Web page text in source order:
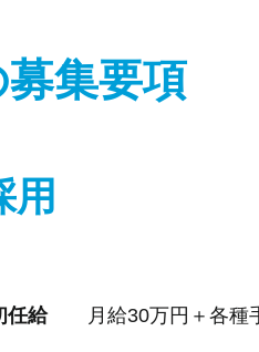
集要項
用
任給月給30万円＋各種